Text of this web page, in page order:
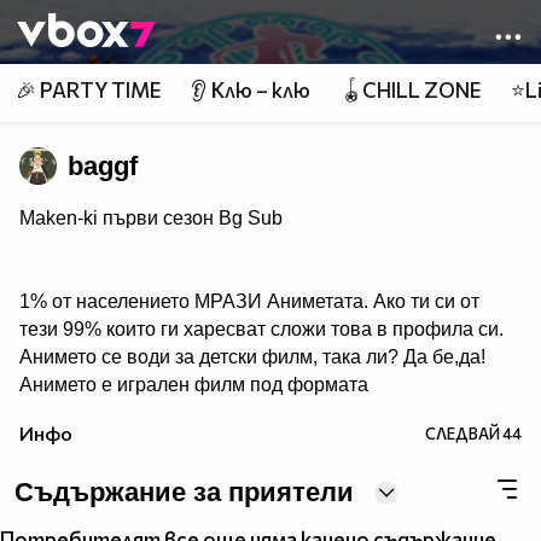
👾
🎉 PARTY TIME 👂 Клю – клю 🪀CHILL ZONE
baggf
Maken-ki първи сезон Bg Sub
1% от населението МРАЗИ Аниметата. Ако ти си от
тези 99% които ги харесват сложи това в профила си.
Анимето се води за детски филм, така ли? Да бе,да!
Анимето е игрален филм под формата
романтика. Единствената разлика между игралните
подкрепяш тази теза, може да копнеш това в
Инфо СЛЕДВАЙ44
Съдържание за приятели